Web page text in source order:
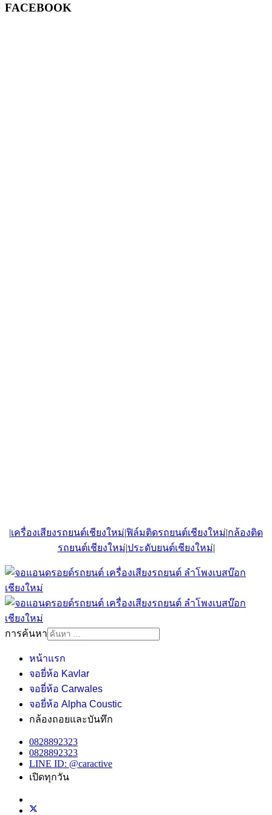
FACEBOOK
|เครื่องเสียงรถยนต์เชียงใหม่|ฟิล์มติดรถยนต์เชียงใหม่|กล้องติด
รถยนต์เชียงใหม่|ประดับยนต์เชียงใหม่|
การค้นหา
หน้าแรก
จอยี่ห้อ Kavlar
จอยี่ห้อ Carwales
จอยี่ห้อ Alpha Coustic
กล้องถอยและบันทึก
0828892323
0828892323
LINE ID: @caractive
เปิดทุกวัน